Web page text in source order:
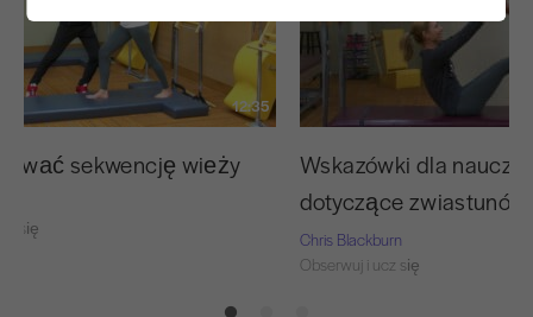
12:35
sekwencję wieży
się
Wskazówki dla
dotyczące zwiastunów
Chris Blackburn
Obserwuj i ucz się